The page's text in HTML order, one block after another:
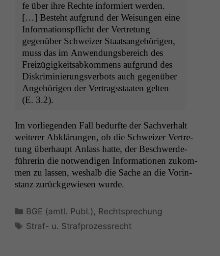
fe über ihre Rechte informiert wer­den.
[…] Beste­ht auf­grund der Weisun­gen eine
Infor­ma­tion­spflicht der Vertre­tung
gegenüber Schweiz­er Staat­sange­höri­gen,
muss das im Anwen­dungs­bere­ich des
Freizügigkeitsabkom­mens auf­grund des
Diskri­m­inierungsver­bots auch gegenüber
Ange­höri­gen der Ver­tragsstaat­en gel­ten
(E. 3.2).
Im vor­liegen­den Fall bedurfte der Sachver­halt
weit­er­er Abklärun­gen, ob die Schweiz­er Vertre­
tung über­haupt Anlass hat­te, der Beschw­erde­
führerin die notwendi­gen Infor­ma­tio­nen zukom­
men zu lassen, weshalb die Sache an die Vorin­
stanz zurück­gewiesen wurde.
Kategorien
BGE (amtl. Publ.) , Rechtsprechung
Schlagwörter
Straf- u. Strafprozessrecht
Diese
Cookies sind
nicht